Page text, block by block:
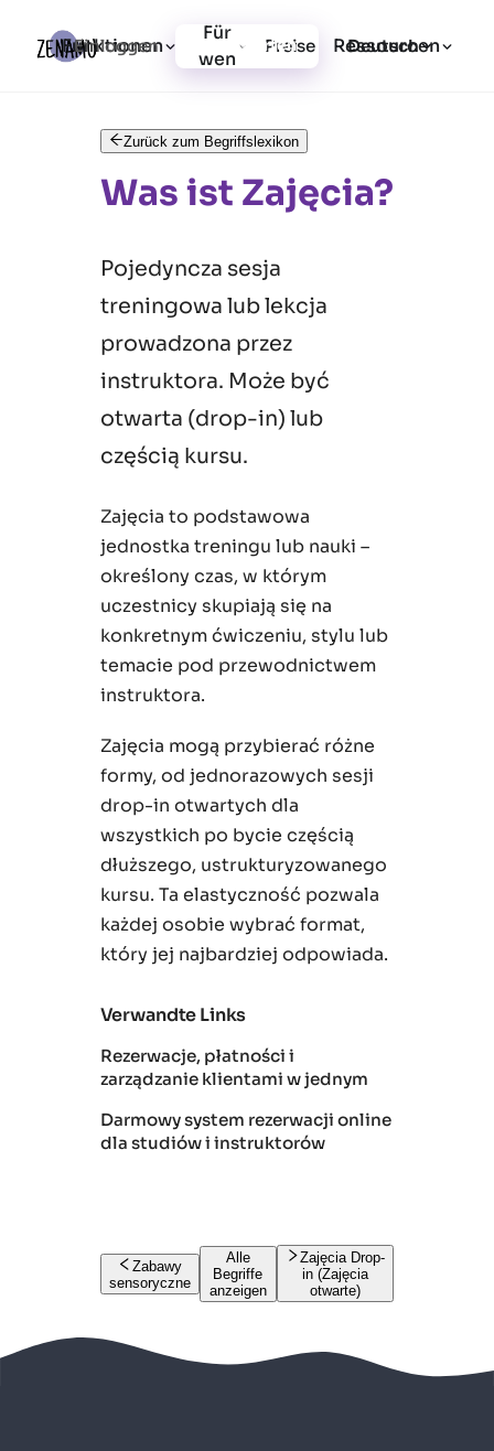
Funktionen
Für
wen
Preise Ressourcen
Einloggen Jetzt starten Deutsch
Zurück zum Begriffslexikon
Was ist Zajęcia?
Pojedyncza sesja
treningowa lub lekcja
prowadzona przez
instruktora. Może być
otwarta (drop-in) lub
częścią kursu.
Zajęcia to podstawowa
jednostka treningu lub nauki –
określony czas, w którym
uczestnicy skupiają się na
konkretnym ćwiczeniu, stylu lub
temacie pod przewodnictwem
instruktora.
Zajęcia mogą przybierać różne
formy, od jednorazowych sesji
drop-in otwartych dla
wszystkich po bycie częścią
dłuższego, ustrukturyzowanego
kursu. Ta elastyczność pozwala
każdej osobie wybrać format,
który jej najbardziej odpowiada.
Verwandte Links
Rezerwacje, płatności i
zarządzanie klientami w jednym
Darmowy system rezerwacji online
dla studiów i instruktorów
Zabawy
sensoryczne
Alle
Begriffe
anzeigen
Zajęcia Drop-
in (Zajęcia
otwarte)